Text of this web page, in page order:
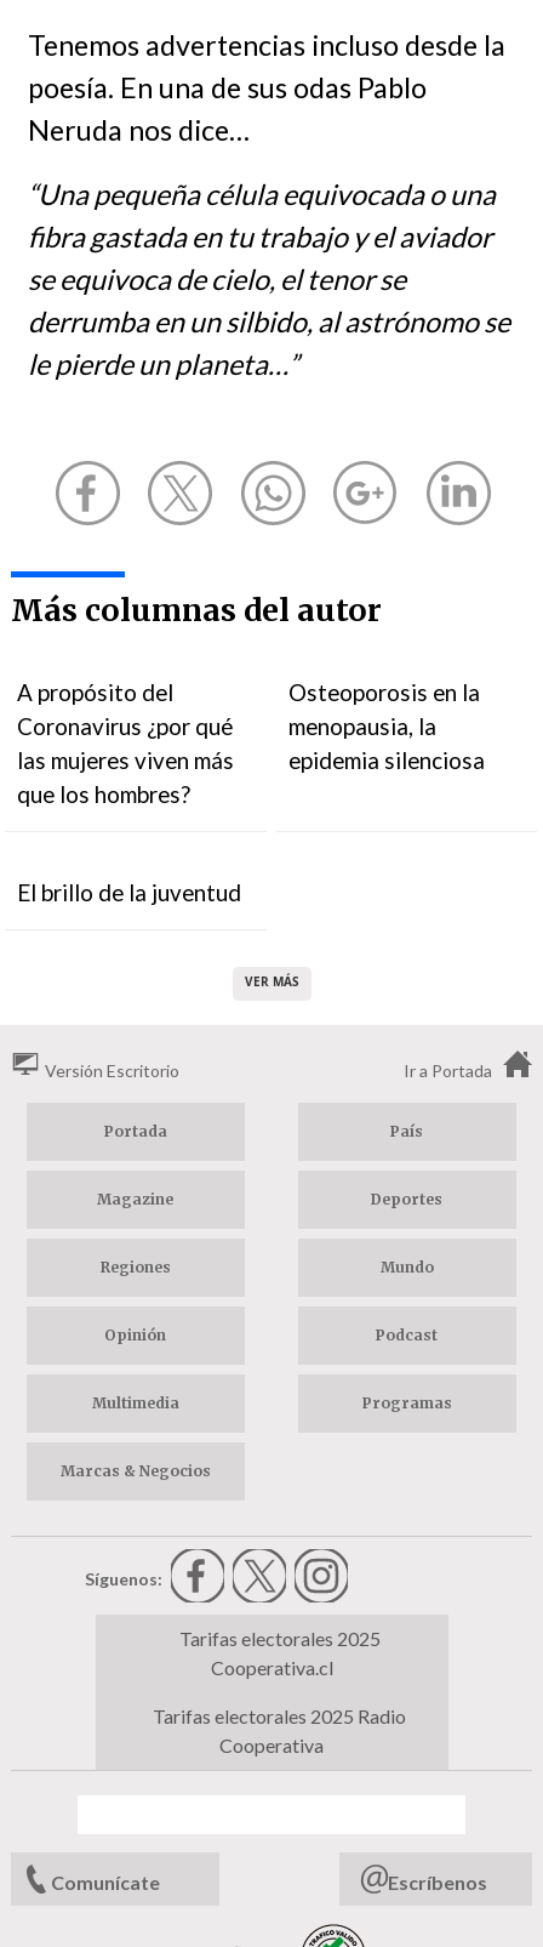
Tenemos advertencias incluso desde la
poesía. En una de sus odas Pablo
Neruda nos dice…
“Una pequeña célula equivocada o una
fibra gastada en tu trabajo y el aviador
se equivoca de cielo, el tenor se
derrumba en un silbido, al astrónomo se
le pierde un planeta…”
Más columnas del autor
A propósito del
Coronavirus ¿por qué
las mujeres viven más
que los hombres?
Osteoporosis en la
menopausia, la
epidemia silenciosa
El brillo de la juventud
VER MÁS
Versión Escritorio Ir a Portada
Portada País
Magazine Deportes
Regiones Mundo
Opinión Podcast
Multimedia Programas
Marcas & Negocios
Síguenos:
Tarifas electorales 2025
Cooperativa.cl
Tarifas electorales 2025 Radio
Cooperativa
Comunícate Escríbenos